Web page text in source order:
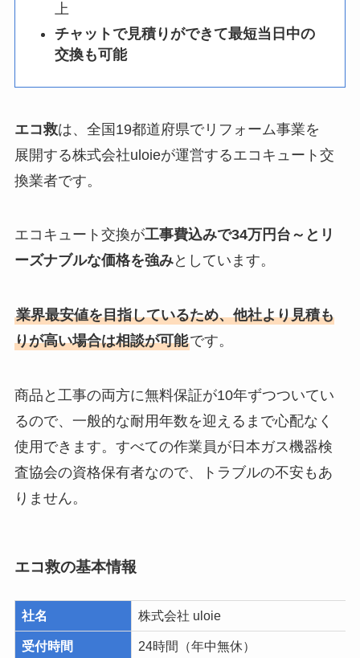
上
チャットで見積りができて最短当日中の
交換も可能
エコ救は、全国19都道府県でリフォーム事業を
展開する株式会社uloieが運営するエコキュート交
換業者です。
エコキュート交換が工事費込みで34万円台～とリ
ーズナブルな価格を強みとしています。
業界最安値を目指しているため、他社より見積も
りが高い場合は相談が可能です。
商品と工事の両方に無料保証が10年ずつついてい
るので、一般的な耐用年数を迎えるまで心配なく
使用できます。すべての作業員が日本ガス機器検
査協会の資格保有者なので、トラブルの不安もあ
りません。
エコ救の基本情報
社名 株式会社 uloie
受付時間 24時間（年中無休）